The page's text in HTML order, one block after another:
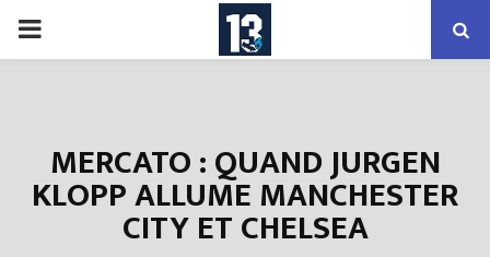
PRIMARY
MERCATO : QUAND JURGEN
KLOPP ALLUME MANCHESTER
CITY ET CHELSEA